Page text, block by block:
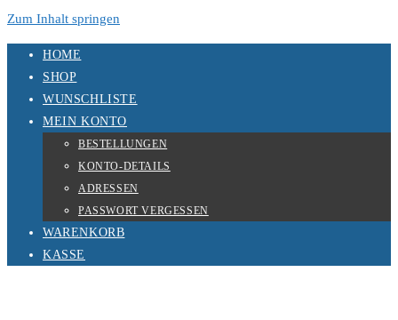
Zum Inhalt springen
HOME
SHOP
WUNSCHLISTE
MEIN KONTO
BESTELLUNGEN
KONTO-DETAILS
ADRESSEN
PASSWORT VERGESSEN
WARENKORB
KASSE